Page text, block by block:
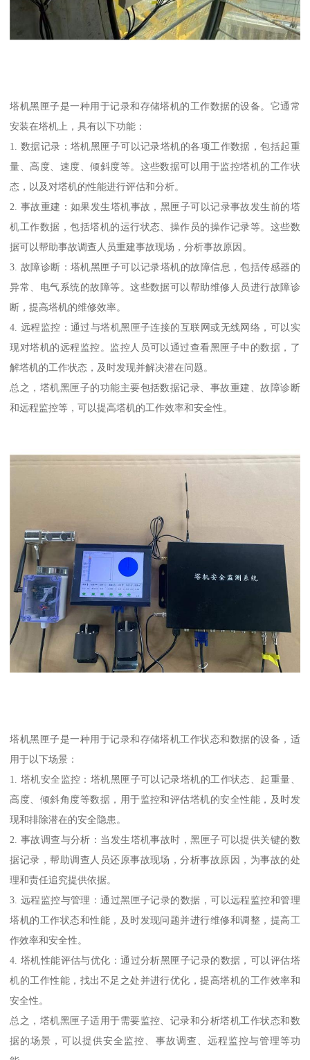
塔机黑匣子是一种用于记录和存储塔机的工作数据的设备。它通常
安装在塔机上，具有以下功能：
1. 数据记录：塔机黑匣子可以记录塔机的各项工作数据，包括起重
量、高度、速度、倾斜度等。这些数据可以用于监控塔机的工作状
态，以及对塔机的性能进行评估和分析。
2. 事故重建：如果发生塔机事故，黑匣子可以记录事故发生前的塔
机工作数据，包括塔机的运行状态、操作员的操作记录等。这些数
据可以帮助事故调查人员重建事故现场，分析事故原因。
3. 故障诊断：塔机黑匣子可以记录塔机的故障信息，包括传感器的
异常、电气系统的故障等。这些数据可以帮助维修人员进行故障诊
断，提高塔机的维修效率。
4. 远程监控：通过与塔机黑匣子连接的互联网或无线网络，可以实
现对塔机的远程监控。监控人员可以通过查看黑匣子中的数据，了
解塔机的工作状态，及时发现并解决潜在问题。
总之，塔机黑匣子的功能主要包括数据记录、事故重建、故障诊断
和远程监控等，可以提高塔机的工作效率和安全性。
塔机黑匣子是一种用于记录和存储塔机工作状态和数据的设备，适
用于以下场景：
1. 塔机安全监控：塔机黑匣子可以记录塔机的工作状态、起重量、
高度、倾斜角度等数据，用于监控和评估塔机的安全性能，及时发
现和排除潜在的安全隐患。
2. 事故调查与分析：当发生塔机事故时，黑匣子可以提供关键的数
据记录，帮助调查人员还原事故现场，分析事故原因，为事故的处
理和责任追究提供依据。
3. 远程监控与管理：通过黑匣子记录的数据，可以远程监控和管理
塔机的工作状态和性能，及时发现问题并进行维修和调整，提高工
作效率和安全性。
4. 塔机性能评估与优化：通过分析黑匣子记录的数据，可以评估塔
机的工作性能，找出不足之处并进行优化，提高塔机的工作效率和
安全性。
总之，塔机黑匣子适用于需要监控、记录和分析塔机工作状态和数
据的场景，可以提供安全监控、事故调查、远程监控与管理等功